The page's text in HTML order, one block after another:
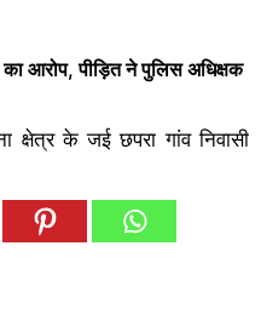
का आरोप, पीड़ित ने पुलिस अधिक्षक
के जई छपरा गांव निवासी